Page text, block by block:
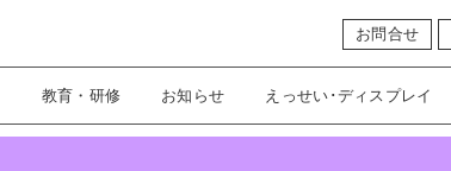
お問合せ
教育・研修 お知らせ えっせい･ディスプレイ